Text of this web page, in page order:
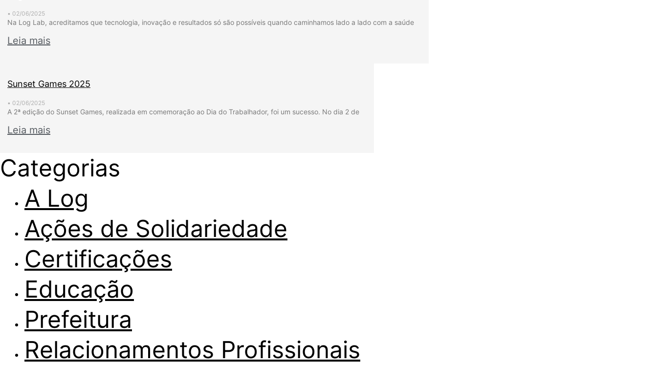
• 02/06/2025
Na Log Lab, acreditamos que tecnologia, inovação e resultados só são possíveis quando caminhamos lado a lado com a saúde
Leia mais
Sunset Games 2025
• 02/06/2025
A 2ª edição do Sunset Games, realizada em comemoração ao Dia do Trabalhador, foi um sucesso. No dia 2 de
Leia mais
Categorias
A Log
Ações de Solidariedade
Certificações
Educação
Prefeitura
Relacionamentos Profissionais